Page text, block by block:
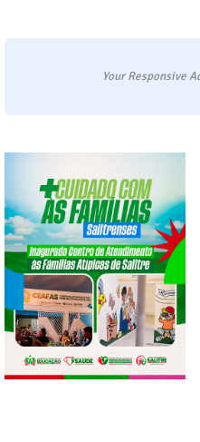
Your Responsive